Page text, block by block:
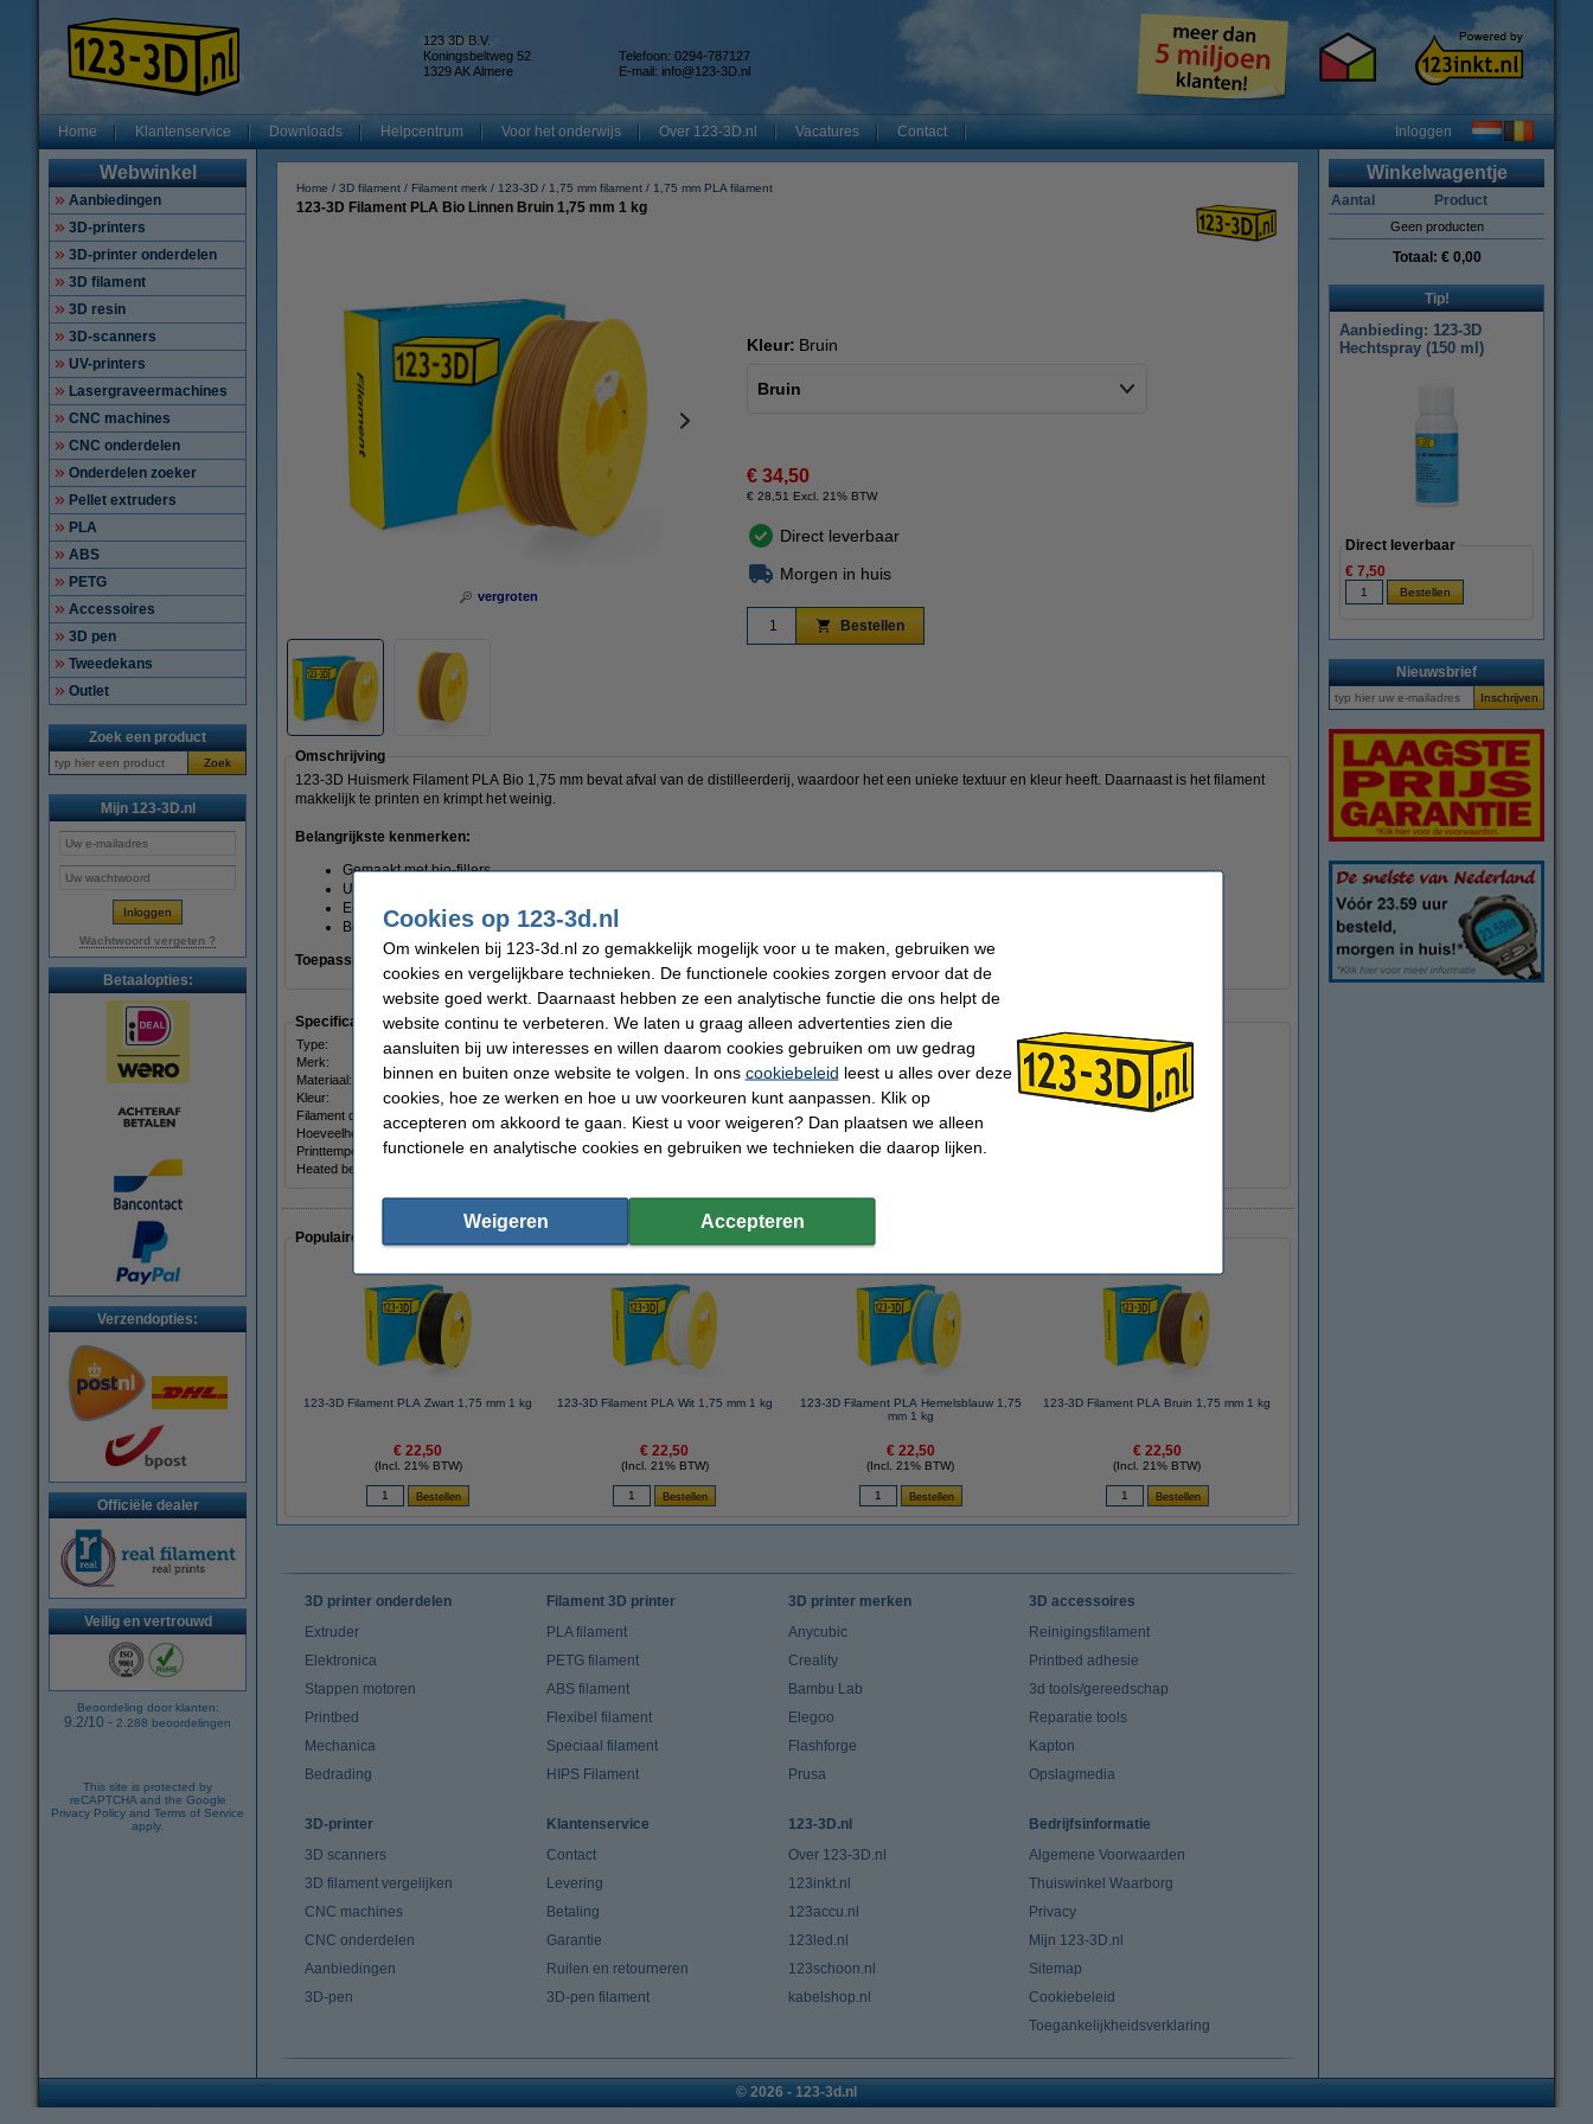
123 3D B.V.
Koningsbeltweg 52
1329 AK Almere
Telefoon: 0294-787127
E-mail: info@123-3D.nl
Home Klantenservice Downloads Helpcentrum Voor het onderwijs Over 123-3D.nl Vacatures Contact Inloggen
Webwinkel
Aanbiedingen
3D-printers
3D-printer onderdelen
3D filament
3D resin
3D-scanners
UV-printers
Lasergraveermachines
CNC machines
CNC onderdelen
Onderdelen zoeker
Pellet extruders
PLA
ABS
PETG
Accessoires
3D pen
Tweedekans
Outlet
Zoek een product
Zoek
Mijn 123-3D.nl
Wachtwoord vergeten ?
Betaalopties:
Verzendopties:
Officiële dealer
Veilig en vertrouwd
Beoordeling door klanten:
9.2/10 - 2.288 beoordelingen
This site is protected by
reCAPTCHA and the Google
Privacy Policy and Terms of Service
apply.
Home 3D filament Filament merk 123-3D 1,75 mm filament 1,75 mm PLA filament
123-3D Filament PLA Bio Linnen Bruin 1,75 mm 1 kg
vergroten
Kleur: Bruin
Bruin
€ 34,50
€ 28,51 Excl. 21% BTW
Direct leverbaar
Morgen in huis
Bestellen
Omschrijving
123-3D Huismerk Filament PLA Bio 1,75 mm bevat afval van de distilleerderij, waardoor het een unieke textuur en kleur heeft. Daarnaast is het filament
makkelijk te printen en krimpt het weinig.
Belangrijkste kenmerken:
Gemaakt met bio-fillers
Unieke textuur
Eenvoudig te printen en krimpt weinig
Bestaat uit biologisch afbreekbare grondstoffen
Toepassingen:
ideaal voor het maken van educatieve projecten, concept en demo prototypes, industriële ontwerpen en decoratieve items.
Specificaties
Type: PLA Filament Max. deviatie:
± 0,05 mm
Merk:
>95%
Materiaal:
PLA Bio Linnen Dichtheid:
1,25 g/cm³
Kleur:
Bruin Spoel buitendiameter:
Ø 20,0 cm
Filament diameter:
1,75 mm Spoel binnendiameter:
Ø 5,2 cm
Hoeveelheid:
1 kg Spoel breedte:
Printtemperatuur:
185 - 215 °C Gewicht lege spoel:
Heated bed temp:
Populaire artikelen van klanten die dit artikel ook besteld hebben
123-3D Filament PLA Zwart 1,75 mm 1 kg
€ 22,50
(Incl. 21% BTW)
123-3D Filament PLA Wit 1,75 mm 1 kg
€ 22,50
(Incl. 21% BTW)
123-3D Filament PLA Hemelsblauw 1,75
mm 1 kg
€ 22,50
(Incl. 21% BTW)
123-3D Filament PLA Bruin 1,75 mm 1 kg
€ 22,50
(Incl. 21% BTW)
Winkelwagentje
Aantal Product
Geen producten
Totaal: € 0,00
Tip!
Aanbieding: 123-3D
Hechtspray (150 ml)
Direct leverbaar
€ 7,50
Nieuwsbrief
3D printer onderdelen
Extruder
Elektronica
Stappen motoren
Printbed
Mechanica
Bedrading
Filament 3D printer
PLA filament
PETG filament
ABS filament
Flexibel filament
Speciaal filament
HIPS Filament
3D printer merken
Anycubic
Creality
Bambu Lab
Elegoo
Flashforge
Prusa
3D accessoires
Reinigingsfilament
Printbed adhesie
3d tools/gereedschap
Reparatie tools
Kapton
Opslagmedia
3D-printer
3D scanners
3D filament vergelijken
CNC machines
CNC onderdelen
Aanbiedingen
3D-pen
Klantenservice
Contact
Levering
Betaling
Garantie
Ruilen en retourneren
3D-pen filament
123-3D.nl
Over 123-3D.nl
123inkt.nl
123accu.nl
123led.nl
123schoon.nl
kabelshop.nl
Bedrijfsinformatie
Algemene Voorwaarden
Thuiswinkel Waarborg
Privacy
Mijn 123-3D.nl
Sitemap
Cookiebeleid
Toegankelijkheidsverklaring
© 2026 - 123-3d.nl
Cookies op 123-3d.nl
Om winkelen bij 123-3d.nl zo gemakkelijk mogelijk voor u te maken, gebruiken we
cookies en vergelijkbare technieken. De functionele cookies zorgen ervoor dat de
website goed werkt. Daarnaast hebben ze een analytische functie die ons helpt de
website continu te verbeteren. We laten u graag alleen advertenties zien die
aansluiten bij uw interesses en willen daarom cookies gebruiken om uw gedrag
binnen en buiten onze website te volgen. In ons cookiebeleid leest u alles over deze
cookies, hoe ze werken en hoe u uw voorkeuren kunt aanpassen. Klik op
accepteren om akkoord te gaan. Kiest u voor weigeren? Dan plaatsen we alleen
functionele en analytische cookies en gebruiken we technieken die daarop lijken.
Weigeren Accepteren